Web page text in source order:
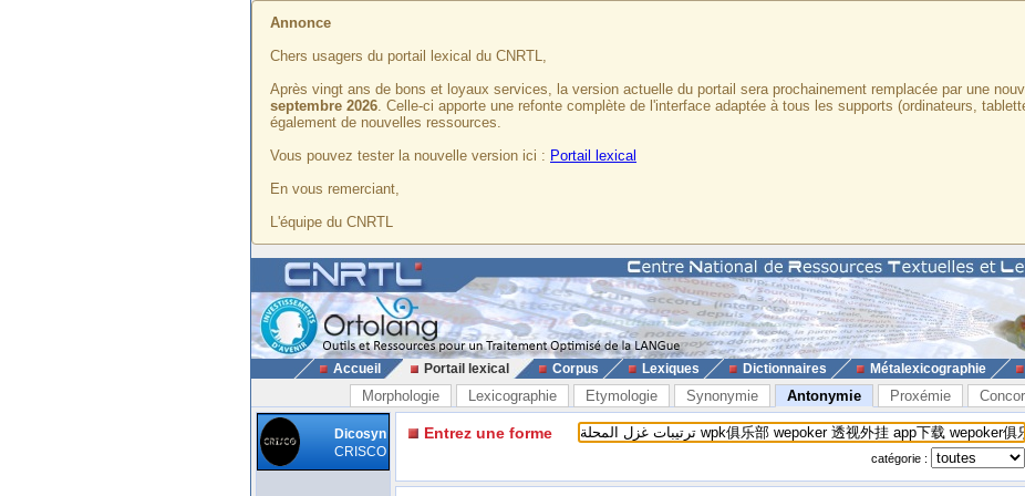
Annonce
Chers usagers du portail lexical du CNRTL,
Après vingt ans de bons et loyaux services, la version actuelle du portail sera prochainement remplacée par une
septembre 2026. Celle-ci apporte une refonte complète de l'interface adaptée à tous les supports (ordinateurs,
également de nouvelles ressources.
Vous pouvez tester la nouvelle version ici : Portail lexical
En vous remerciant,
L'équipe du CNRTL
Accueil Portail lexical Corpus Lexiques Dictionnaires Métalexicographie
Morphologie Lexicographie Etymologie Synonymie Antonymie Proxémie
Dicosyn
CRISCO
Entrez une forme
catégorie :